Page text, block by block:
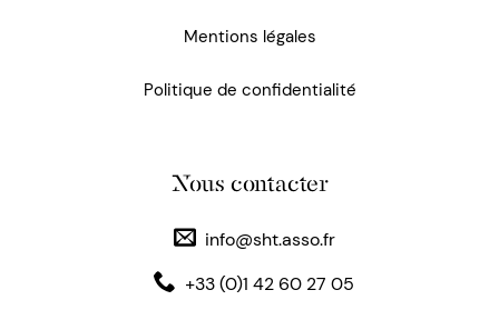
Mentions légales
Politique de confidentialité
Nous contacter
info@sht.asso.fr
+33 (0)1 42 60 27 05